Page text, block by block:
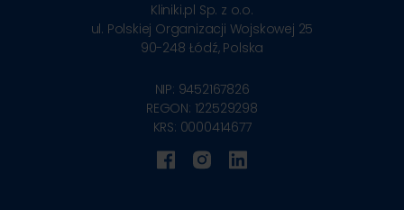
Kliniki.pl Sp. z o.o.
ul. Polskiej Organizacji Wojskowej 25
90-248 Łódź, Polska
NIP: 9452167826
REGON: 122529298
KRS: 0000414677